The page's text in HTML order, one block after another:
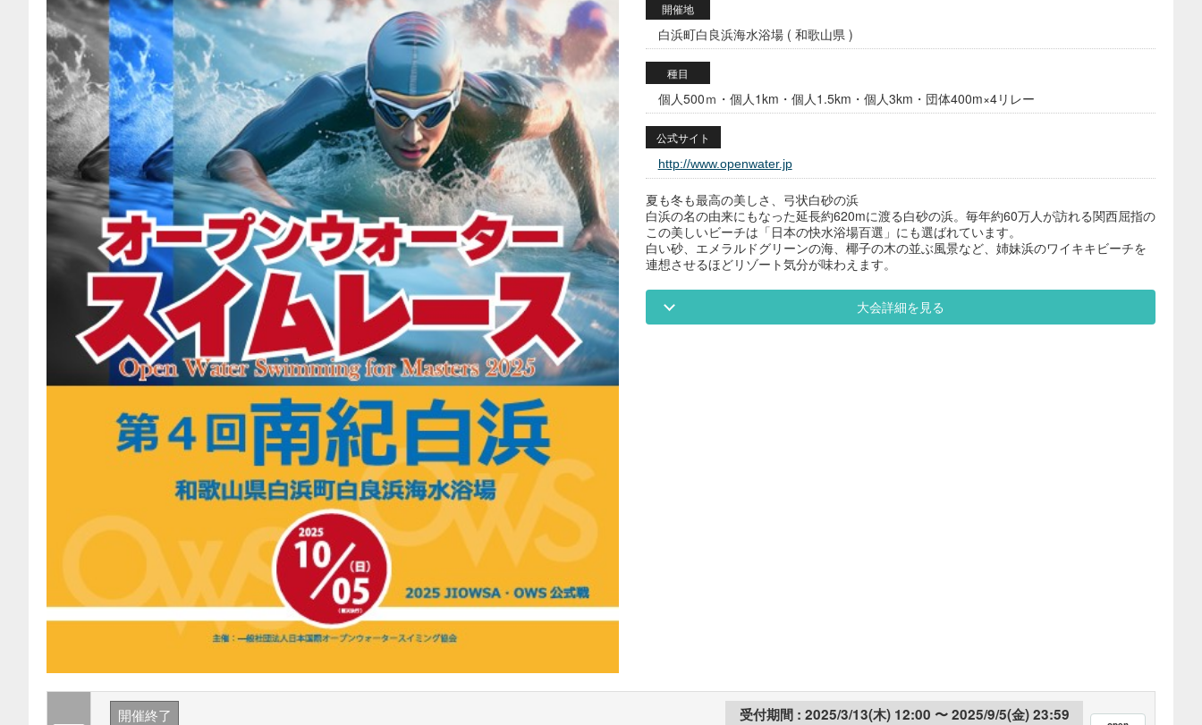
開催地
白浜町白良浜海水浴場 ( 和歌山県 )
種目
個人500ｍ・個人1km・個人1.5km・個人3km・団体400m×4リレー
公式サイト
http://www.openwater.jp
夏も冬も最高の美しさ、弓状白砂の浜
白浜の名の由来にもなった延長約620mに渡る白砂の浜。毎年約60万人が訪れる関西屈指の
この美しいビーチは「日本の快水浴場百選」にも選ばれています。
白い砂、エメラルドグリーンの海、椰子の木の並ぶ風景など、姉妹浜のワイキキビーチを
連想させるほどリゾート気分が味わえます。
大会詳細を見る
開催終了
2025/3/13(木) 12:00 2025/9/5(金) 23:59